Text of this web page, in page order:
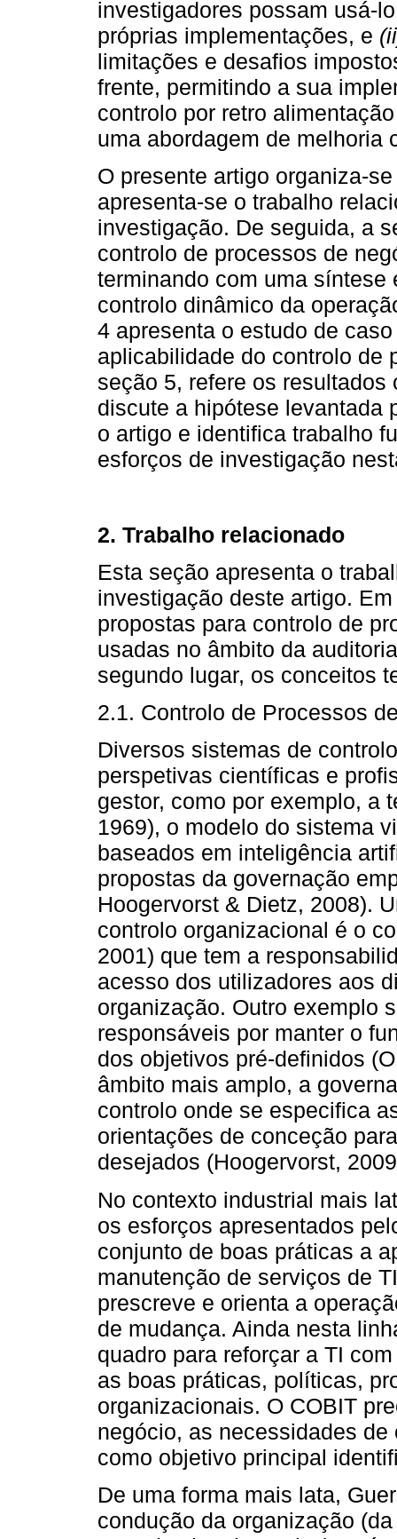
investigadores possam usá-
próprias implementações, e
limitações e desafios
frente, permitindo a sua
controlo por retro
uma abordagem de melhoria
O presente artigo organiza-
apresenta-se o trabalho
investigação. De seguida, a
controlo de processos de
terminando com uma síntese
controlo dinâmico da
4 apresenta o estudo de
aplicabilidade do controlo de
seção 5, refere os
discute a hipótese levantada
o artigo e identifica trabalho
esforços de investigação
2. Trabalho relacionado
Esta seção apresenta o
investigação deste artigo.
propostas para controlo de
usadas no âmbito da
segundo lugar, os conceitos
2.1. Controlo de Processos
Diversos sistemas de
perspetivas científicas e
gestor, como por exemplo, a
1969), o modelo do sistema
baseados em inteligência
propostas da governação
Hoogervorst & Dietz, 2008).
controlo organizacional é o
2001) que tem a
acesso dos utilizadores aos
organização. Outro exemplo
responsáveis por manter o
dos objetivos pré-definidos
âmbito mais amplo, a
controlo onde se especifica
orientações de conceção
desejados (Hoogervorst,
No contexto industrial mais
os esforços apresentados
conjunto de boas práticas a
manutenção de serviços de
prescreve e orienta a
de mudança. Ainda nesta
quadro para reforçar a TI
as boas práticas, políticas,
organizacionais. O COBIT
negócio, as necessidades
como objetivo principal
De uma forma mais lata,
condução da organização